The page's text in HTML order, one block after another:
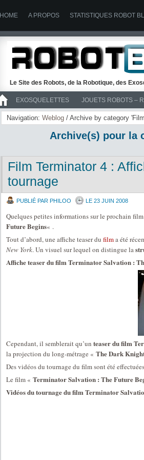
HOME A PROPOS STATISTIQUES ROBOT
Le Site des Robots, de la Robotique, des
EXOSQUELETTES JOUETS ROBOTS –
>> ROBOTS
Navigation: Weblog / Archive by category
Archive(s) pour la
Film Terminator 4 :
tournage
PUBLIÉ PAR PHILOO LE 23 JUIN 2008
Quelques petites informations sur le prochain film
Future Begins« .
Tout d’abord, une affiche teaser du filma été
New York. Un visuel sur lequel on distingue la
Affiche teaser du film Terminator Salvation :
Cependant, il semblerait qu’un teaser du film
la projection du long-métrage « The Dark
Des vidéos du tournage du film sont été
Le film « Terminator Salvation : The Future
Vidéos du tournage du film Terminator